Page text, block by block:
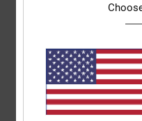
Original anzeigen - Dutch
: 4/5 Preis-Leistungs-
Material: 5/5 Farbe: 5
Ich empfehle dieses